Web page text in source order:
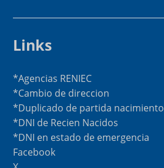
Links
*Agencias RENIEC
*Cambio de direccion
*Duplicado de partida nacimiento
*DNI de Recien Nacidos
*DNI en estado de emergencia
Facebook